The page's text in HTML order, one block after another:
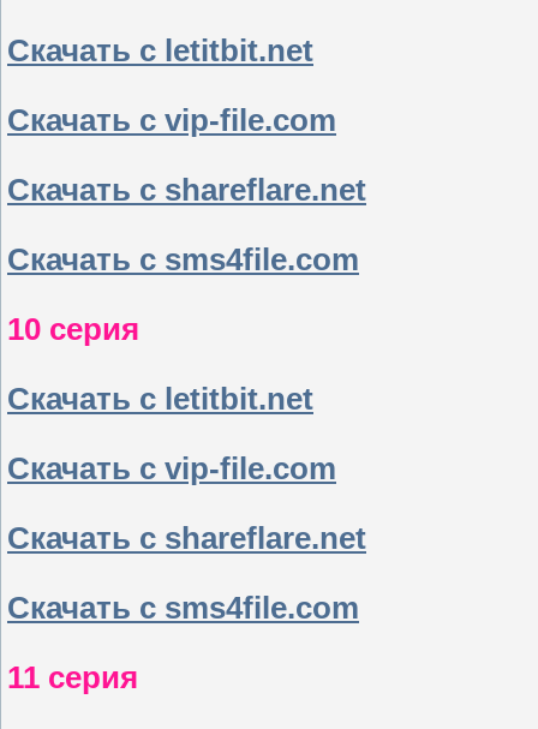
Скачать с letitbit.net
Скачать с vip-file.com
Скачать с shareflare.net
Скачать с sms4file.com
10 серия
Скачать с letitbit.net
Скачать с vip-file.com
Скачать с shareflare.net
Скачать с sms4file.com
11 серия